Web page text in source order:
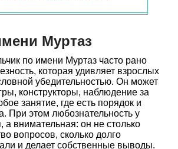
Муртаз
по имени Муртаз часто рано
которая удивляет взрослых
убедительностью. Он может
конструкторы, наблюдение за
занятие, где есть порядок и
При этом любознательность у
а внимательная: он не столько
вопросов, сколько долго
и делает собственные выводы.